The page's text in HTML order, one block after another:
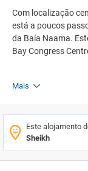
Com localização
está a poucos
da Baía Naama.
Bay Congress
Mais
Este alojamento
Sheikh